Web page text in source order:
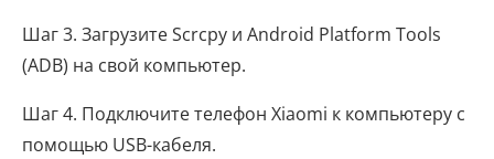
Шаг 3. Загрузите Scrcpy и Android Platform Tools
(ADB) на свой компьютер.
Шаг 4. Подключите телефон Xiaomi к компьютеру с
помощью USB-кабеля.